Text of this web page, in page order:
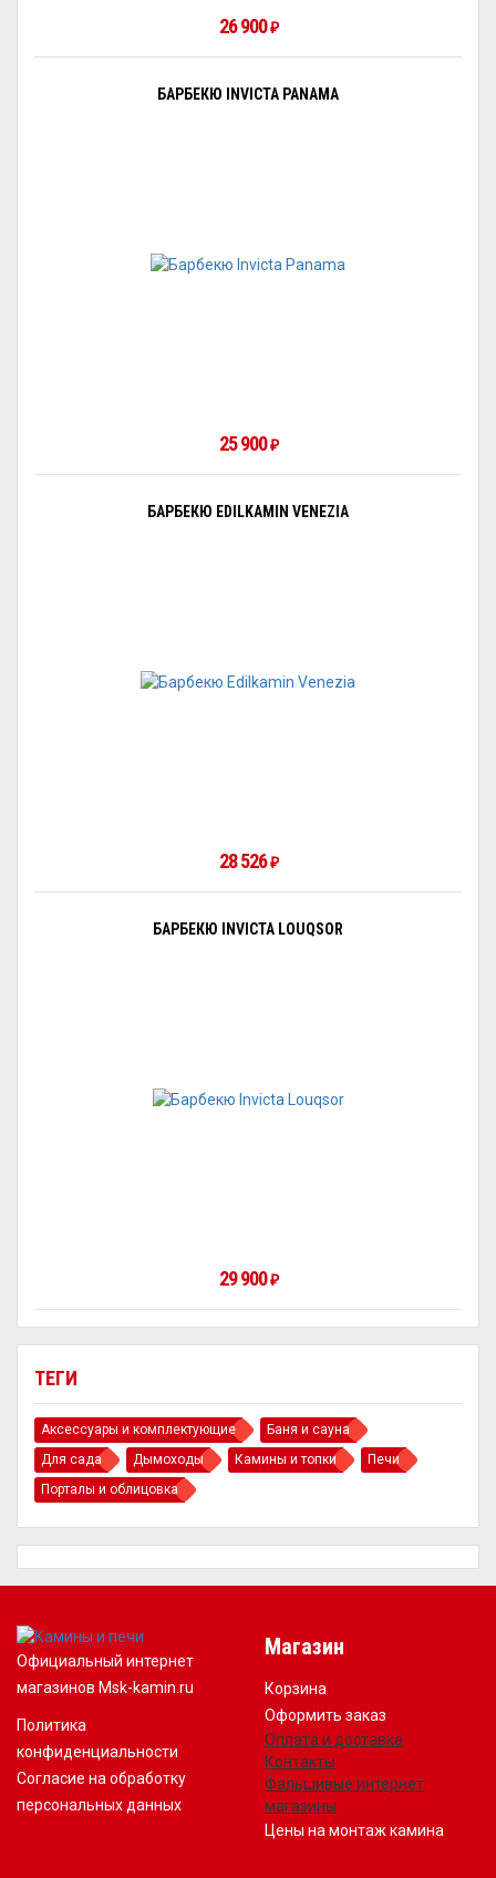
ТЕГИ
Аксессуары и комплектующие
Баня и сауна
Для сада
Дымоходы Камины и топки
Печи
Порталы и облицовка
26 900₽
БАРБЕКЮ INVICTA PANAMA
25 900₽
БАРБЕКЮ EDILKAMIN VENEZIA
28 526₽
БАРБЕКЮ INVICTA LOUQSOR
29 900₽
Официальный интернет
магазинов Msk-kamin.ru
Политика
конфиденциальности
Согласие на обработку
персональных данных
Магазин
Корзина
Оформить заказ
Оплата и доставка
Контакты
Фальшивые интернет
магазины
Цены на монтаж камина